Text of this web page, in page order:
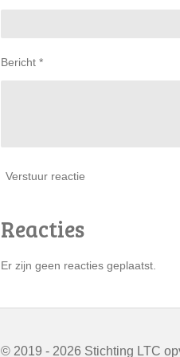
Bericht *
Verstuur reactie
Reacties
Er zijn geen reacties geplaatst.
© 2019 - 2026 Stichting LTC